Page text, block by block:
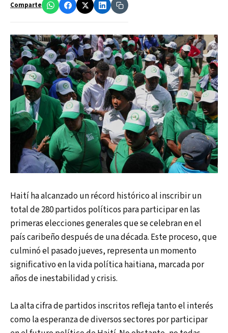
Comparte
Haití ha alcanzado un récord histórico al inscribir un
total de 280 partidos políticos para participar en las
primeras elecciones generales que se celebran en el
país caribeño después de una década. Este proceso, que
culminó el pasado jueves, representa un momento
significativo en la vida política haitiana, marcada por
años de inestabilidad y crisis.
La alta cifra de partidos inscritos refleja tanto el interés
como la esperanza de diversos sectores por participar